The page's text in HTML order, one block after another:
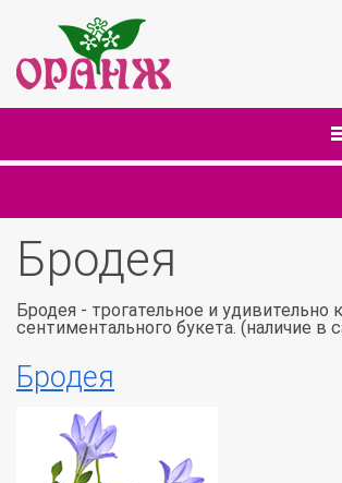
Бродея
Бродея - трогательное и
сентиментального букета. (наличие
Бродея